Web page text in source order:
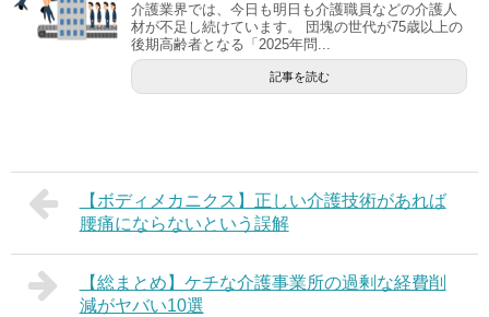
介護業界では、今日も明日も介護職員などの介護人
材が不足し続けています。 団塊の世代が75歳以上の
後期高齢者となる「2025年問...
記事を読む
【ボディメカニクス】正しい介護技術があれば
腰痛にならないという誤解
【総まとめ】ケチな介護事業所の過剰な経費削
減がヤバい10選